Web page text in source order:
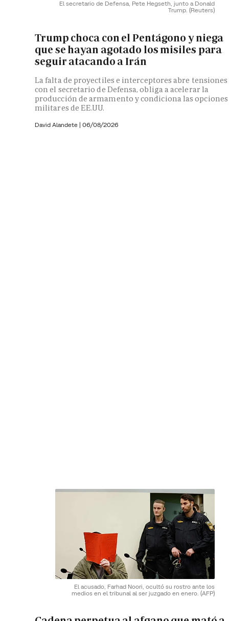
El secretario de Defensa, Pete Hegseth, junto a Donald
Trump. (Reuters)
Trump choca con el Pentágono y niega
que se hayan agotado los misiles para
seguir atacando a Irán
La falta de proyectiles e interceptores abre tensiones
con el secretario de Defensa, obliga a acelerar la
producción de armamento y condiciona las opciones
militares de EE.UU.
David Alandete | 06/08/2026
El acusado, Farhad Noori, ocultó su rostro ante los
medios en el tribunal al ser juzgado en enero. (AFP)